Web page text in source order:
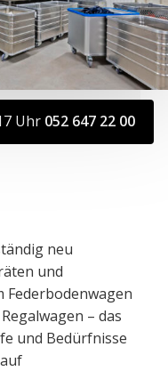
Uhr 052 647 22 00
neu
und
Federbodenwagen
– das
und Bedürfnisse